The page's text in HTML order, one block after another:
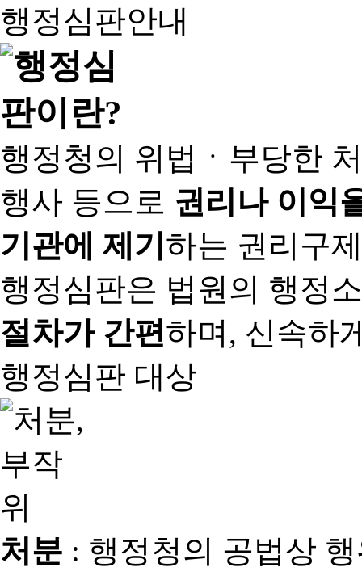
행정심판안내
행정청의 위법ㆍ부당한
행사 등으로 권리나 이익
기관에 제기하는 권리구
행정심판은 법원의 행정
절차가 간편하며, 신속하
행정심판 대상
처분 : 행정청의 공법상